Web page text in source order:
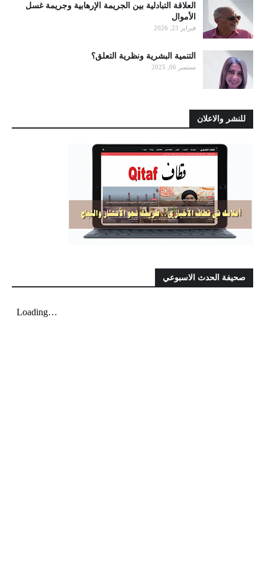
العلاقة التبادلية بين الجريمة الإرهابية وجريمة غسل
الأموال
فبراير 23, 2026
التنمية البشرية ونظرية التعلق؟
سبتمبر 06, 2025
للنشر والاعلان
صحيفة الحدث الاسبوعي